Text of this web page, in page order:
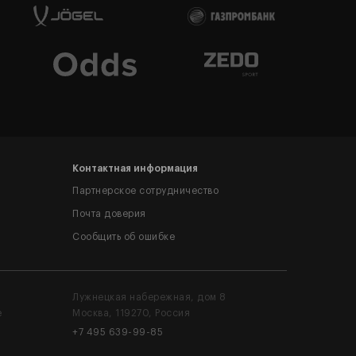
Контактная информация
Партнерское сотрудничество
Почта доверия
Сообщить об ошибке
Лужнецкая набережная, дом 8
Москва, 119270, Россия
+7 495 639-99-85